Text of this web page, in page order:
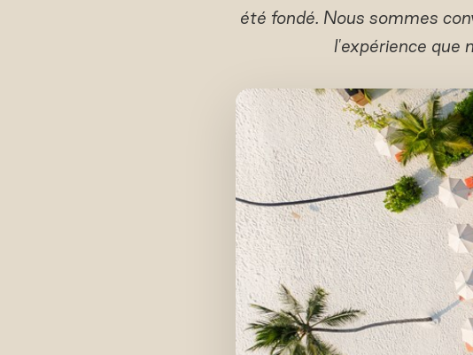
été fondé. Nous sommes
l'expérience que